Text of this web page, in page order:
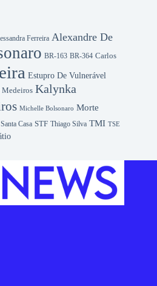
Ferreira Alexandre De
BR-163 BR-364 Carlos
Estupro De Vulnerável
Medeiros Kalynka
Michelle Bolsonaro Morte
Santa Casa STF Thiago Silva TMI TSE